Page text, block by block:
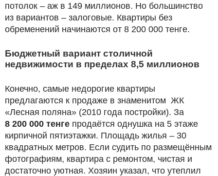
потолок – аж в 149 миллионов. Но большинство
из вариантов – залоговые. Квартиры без
обременений начинаются от 8 200 000 тенге.
Бюджетный вариант столичной
недвижимости в пределах 8,5 миллионов
Конечно, самые недорогие квартиры
предлагаются к продаже в знаменитом ЖК
«Лесная поляна» (2010 года постройки). За
8 200 000 тенге продаётся однушка на 5 этаже
кирпичной пятиэтажки. Площадь жилья – 30
квадратных метров. Если судить по размещённым
фотографиям, квартира с ремонтом, чистая и
достаточно уютная. Хозяин указал, что утеплил